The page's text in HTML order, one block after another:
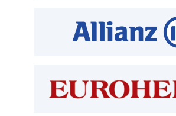
TEHNIČKI PREGLED I REGISTRACIJA
kontrolori T:01 6502 265
blagajna T:01 6502 261